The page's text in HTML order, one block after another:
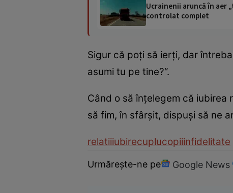
Ucrainenii aruncă în aer
controlat complet
Sigur că poţi să ierţi, dar
asumi tu pe tine?“.
Când o să înţelegem că iubirea
să fim, în sfârşit, dispuşi să ne
relatiiiubirecuplucopiiinfidelitate
Urmărește-ne pe Google News